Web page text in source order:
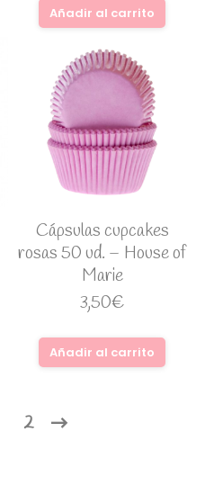
Añadir al carrito
Cápsulas cupcakes
rosas 50 ud. – House of
Marie
3,50€
Añadir al carrito
2